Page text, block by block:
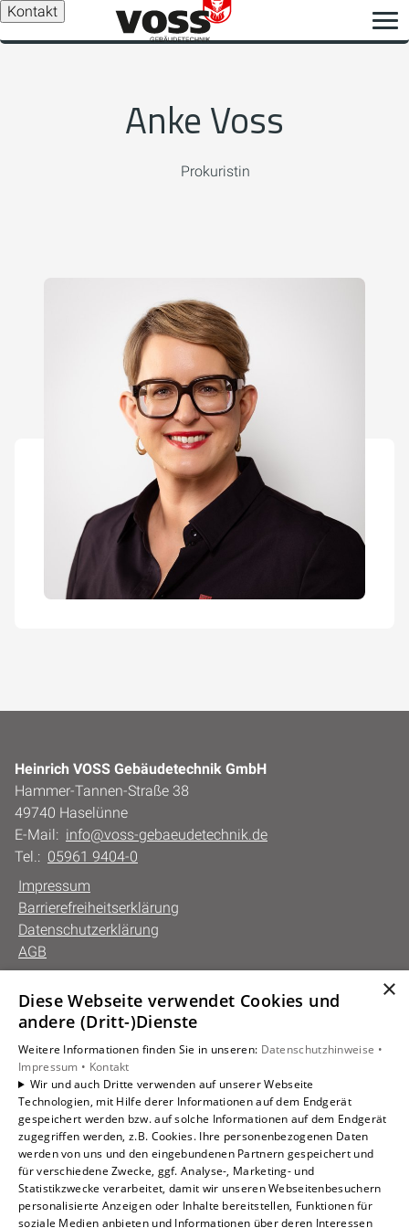
Kontakt
Anke Voss
Prokuristin
Heinrich VOSS Gebäudetechnik GmbH
Hammer-Tannen-Straße 38
49740 Haselünne
E-Mail: info@voss-gebaeudetechnik.de
Tel.: 05961 9404-0
Impressum
Barrierefreiheitserklärung
Datenschutzerklärung
AGB
Unsere Bereiche
Gewerbekunden
Karriere
Unternehmen
Kontakt
×
Diese Webseite verwendet Cookies und
andere (Dritt-)Dienste
Weitere Informationen finden Sie in unseren: Datenschutzhinweise •
Impressum • Kontakt
Wir und auch Dritte verwenden auf unserer Webseite
Technologien, mit Hilfe derer Informationen auf dem Endgerät
gespeichert werden bzw. auf solche Informationen auf dem Endgerät
zugegriffen werden, z.B. Cookies. Ihre personenbezogenen Daten
werden von uns und den eingebundenen Partnern gespeichert und
für verschiedene Zwecke, ggf. Analyse-, Marketing- und
Statistikzwecke verarbeitet, damit wir unseren Webseitenbesuchern
personalisierte Anzeigen oder Inhalte bereitstellen, Funktionen für
soziale Medien anbieten und Informationen über deren Interessen